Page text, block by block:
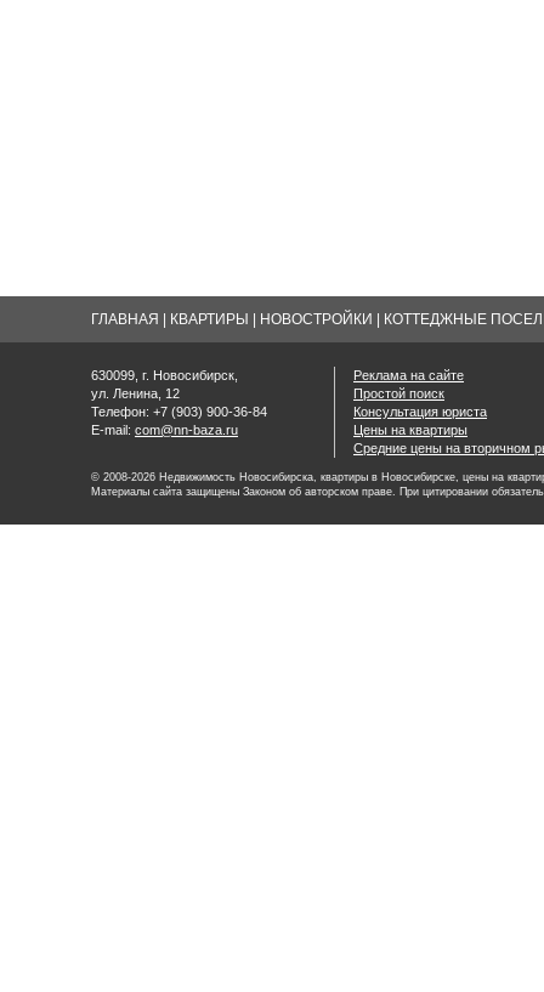
ГЛАВНАЯ КВАРТИРЫ НОВОСТРОЙКИ КОТТЕДЖНЫЕ
630099, г. Новосибирск,
ул. Ленина, 12
Телефон: +7 (903) 900-36-84
E-mail: com@nn-baza.ru
Реклама на сайте
Простой поиск
Консультация юриста
Цены на квартиры
Средние цены на вторичном
© 2008-2026 Недвижимость Новосибирска, квартиры в Новосибирске, цены на
Материалы сайта защищены Законом об авторском праве. При цитировании